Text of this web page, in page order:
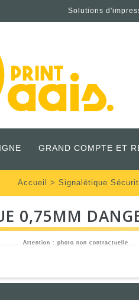
Solutions
GRAND COMPTE ET
Accueil > Signalétique
0,75MM
Attention : photo non contractuelle